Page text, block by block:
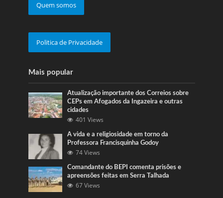
Quem somos
Politica de Privacidade
Mais popular
Atualização importante dos Correios sobre
CEPs em Afogados da Ingazeira e outras
cidades
401 Views
A vida e a religiosidade em torno da
Professora Francisquinha Godoy
74 Views
Comandante do BEPI comenta prisões e
apreensões feitas em Serra Talhada
67 Views